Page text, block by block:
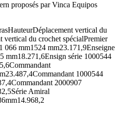
proposés par Vinca Equipos
vertical du
vertical du crochet spécialPremier
066 mm1524 mm23.171,9Enseigne
mm18.271,6Ensign série 1000544
1000544
2000907
Amiral